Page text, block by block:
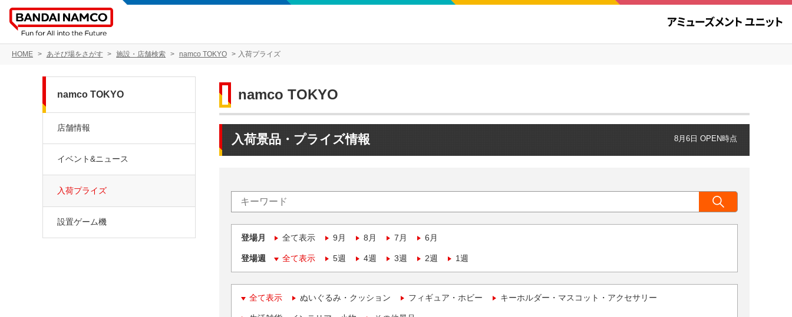
HOME あそび場をさがす 施設・店舗検索 namco TOKYO 入荷プライズ
namco TOKYO
入荷景品・プライズ情報 8月6日 OPEN時点
登場月 全て表示 9月 8月 7月 6月
登場週 全て表示 5週 4週 3週 2週 1週
全て表示 ぬいぐるみ・クッション フィギュア・ホビー キーホルダー・マスコット・アクセサリー
namco TOKYO
店舗情報
イベント&ニュース
入荷プライズ
設置ゲーム機